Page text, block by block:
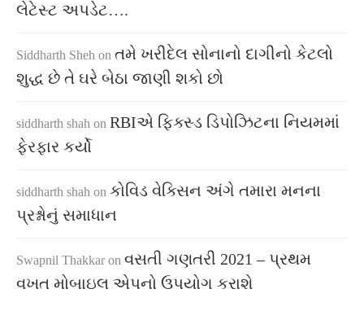
લેટેસ્ટ અપડેટ….
Siddharth Sheh on તમે ખરીદેલ સોનાનો દાગીનો કેટલો
શુદ્ધ છે તે ઘરે બેઠા જાણી શકો છો
siddharth shah on RBIએ ફિક્સ્ડ ડિપોઝિટના નિયમમાં
ફેરફાર કર્યો
siddharth shah on કોવિડ વેક્સિન અંગે તમારા મનના
પ્રશ્નોનું સમાધાન
Swapnil Thakkar on વસતી ગણતરી 2021 – પ્રથમ
વખત મોબાઇલ એપનો ઉપયોગ કરાશે